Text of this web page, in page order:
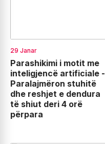
29 Janar
Parashikimi i motit me
inteligjencë artificiale -
Paralajmëron stuhitë
dhe reshjet e dendura
të shiut deri 4 orë
përpara